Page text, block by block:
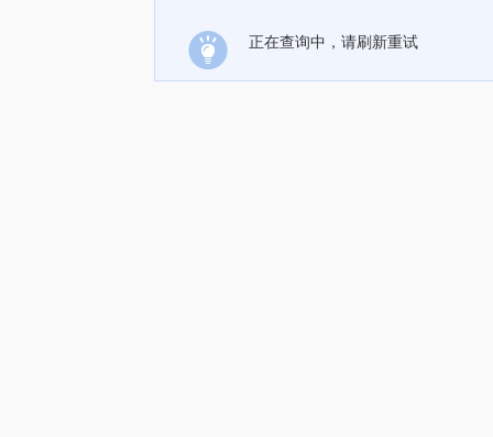
正在查询中，请刷新重试